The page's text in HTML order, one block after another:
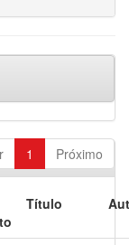
1 Próximo
Título